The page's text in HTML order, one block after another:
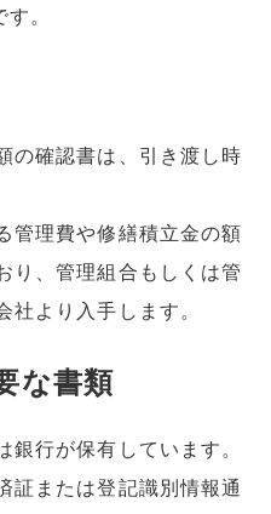
。
の確認書は、引き渡し時
管理費や修繕積立金の額
り、管理組合もしくは管
社より入手します。
な書類
銀行が保有しています。
証または登記識別情報通